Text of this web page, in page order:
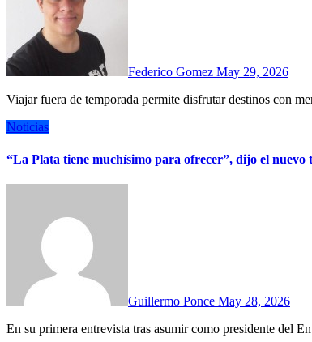
Federico Gomez May 29, 2026
Viajar fuera de temporada permite disfrutar destinos con
Noticias
“La Plata tiene muchísimo para ofrecer”, dijo el
Guillermo Ponce May 28, 2026
En su primera entrevista tras asumir como presidente